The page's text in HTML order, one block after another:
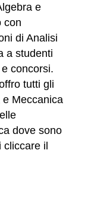
e
con
di Analisi
a studenti
concorsi.
tutti gli
Meccanica
dove sono
cliccare il